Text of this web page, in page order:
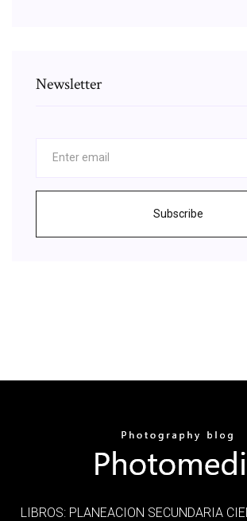
Newsletter
Subscribe
LIBROS: PLANEACION SECUNDARIA